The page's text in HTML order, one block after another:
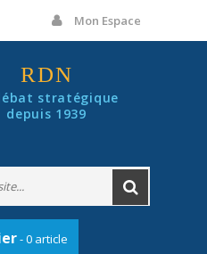
Mon Espace
RDN
stratégique
depuis 1939
- 0 article